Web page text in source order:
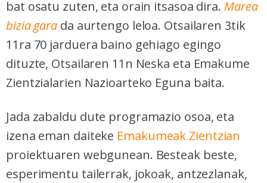
bat osatu zuten, eta orain itsasoa dira. Marea
bizia gara da aurtengo leloa. Otsailaren 3tik
11ra 70 jarduera baino gehiago egingo
dituzte, Otsailaren 11n Neska eta Emakume
Zientzialarien Nazioarteko Eguna baita.
Jada zabaldu dute programazio osoa, eta
izena eman daiteke Emakumeak Zientzian
proiektuaren webgunean. Besteak beste,
esperimentu tailerrak, jokoak, antzezlanak,